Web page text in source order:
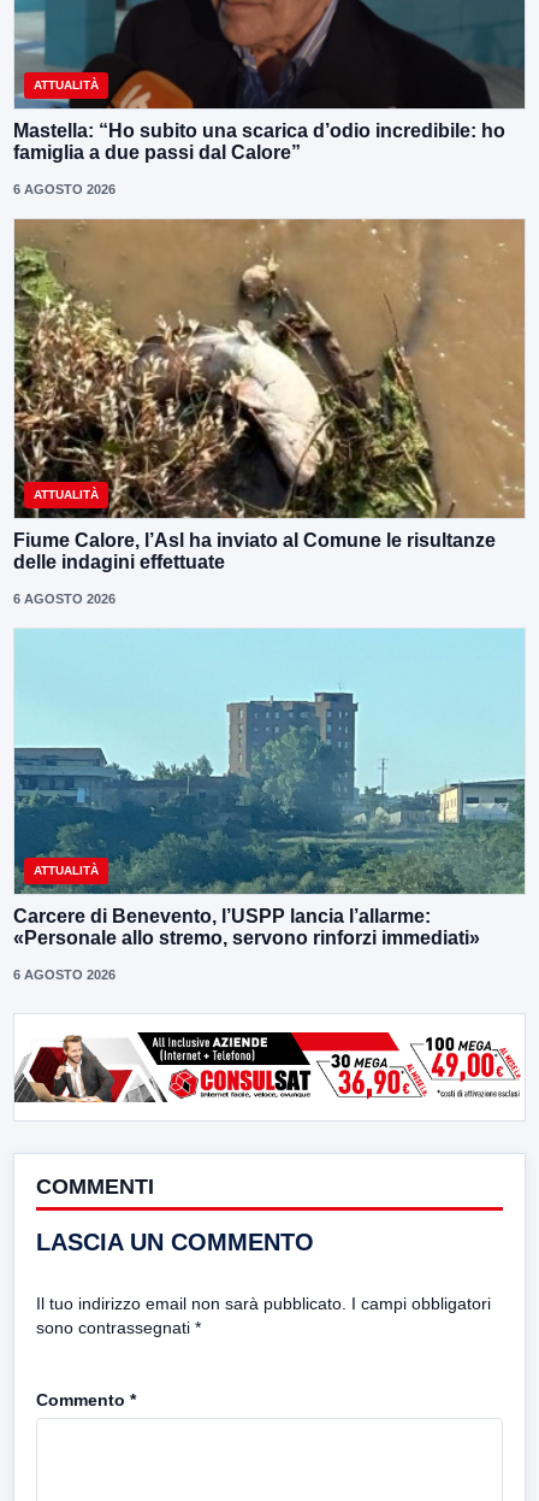
ATTUALITÀ
Mastella: “Ho subito una scarica d’odio incredibile: ho
famiglia a due passi dal Calore”
6 AGOSTO 2026
ATTUALITÀ
Fiume Calore, l’Asl ha inviato al Comune le risultanze
delle indagini effettuate
6 AGOSTO 2026
ATTUALITÀ
Carcere di Benevento, l’USPP lancia l’allarme:
«Personale allo stremo, servono rinforzi immediati»
6 AGOSTO 2026
COMMENTI
LASCIA UN COMMENTO
Il tuo indirizzo email non sarà pubblicato. I campi obbligatori
sono contrassegnati *
Commento *